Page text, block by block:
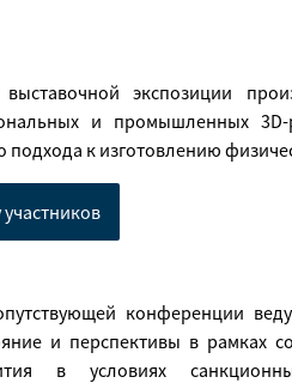
экспозиции
и промышленных
подхода к изготовлению
участников
конференции
и перспективы в рамках
в условиях